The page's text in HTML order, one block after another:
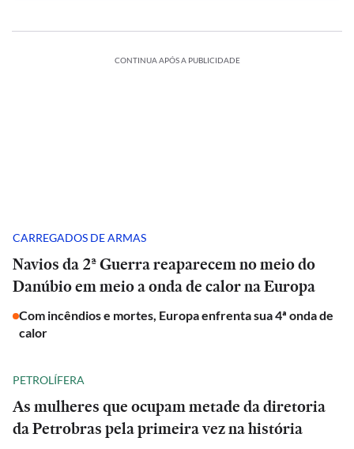
CONTINUA APÓS A PUBLICIDADE
CARREGADOS DE ARMAS
Navios da 2ª Guerra reaparecem no meio do
Danúbio em meio a onda de calor na Europa
Com incêndios e mortes, Europa enfrenta sua 4ª onda de
calor
PETROLÍFERA
As mulheres que ocupam metade da diretoria
da Petrobras pela primeira vez na história